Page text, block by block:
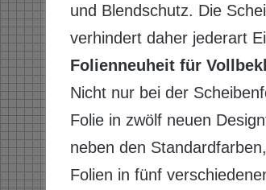
und Blendschutz. Die
verhindert daher jederart
Folienneuheit für
Nicht nur bei der
Folie in zwölf neuen
neben den
Folien in fünf